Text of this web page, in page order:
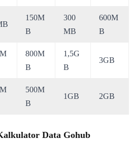
150M
B
300
MB
600M
B
800M
B
1,5G
B
3GB
500M
B
1GB 2GB
Data Gohub